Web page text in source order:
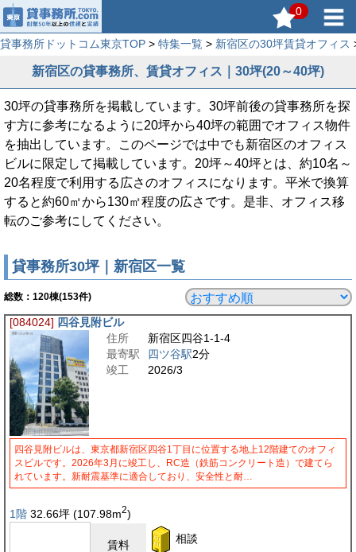
0
貸事務所ドットコム東京TOP > 特集一覧 > 新宿区の30坪賃貸オフィス
新宿区の貸事務所、賃貸オフィス｜30坪(20～40坪)
30坪の貸事務所を掲載しています。30坪前後の貸事務所を探
す方に参考になるように20坪から40坪の範囲でオフィス物件
を抽出しています。このページでは中でも新宿区のオフィス
ビルに限定して掲載しています。20坪～40坪とは、約10名～
20名程度で利用する広さのオフィスになります。平米で換算
すると約60㎡から130㎡程度の広さです。是非、オフィス移
転のご参考にしてください。
貸事務所30坪｜新宿区一覧
総数： 120棟(153件)
[084024] 四谷見附ビル
住所
新宿区四谷1-1-4
最寄駅
四ツ谷駅2分
竣工
2026/3
四谷見附ビルは、東京都新宿区四谷1丁目に位置する地上12階建てのオフィ
スビルです。2026年3月に竣工し、RC造（鉄筋コンクリート造）で建てら
れています。新耐震基準に適合しており、安全性と耐…
1階 32.66坪 (107.98m2)
賃料 相談